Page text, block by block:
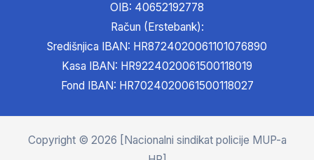
OIB: 40652192778
Račun (Erstebank):
Središnjica IBAN: HR8724020061101076890
Kasa IBAN: HR9224020061500118019
Fond IBAN: HR7024020061500118027
Copyright © 2026 [Nacionalni sindikat policije MUP-a